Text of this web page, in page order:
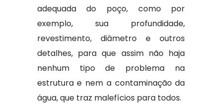
adequada do poço, como por
exemplo, sua profundidade,
revestimento, diâmetro e outros
detalhes, para que assim não haja
nenhum tipo de problema na
estrutura e nem a contaminação da
água, que traz malefícios para todos.